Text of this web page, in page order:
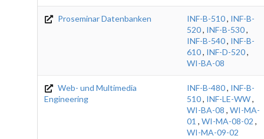
Proseminar Datenbanken INF-B-510, INF-B-
520, INF-B-530,
INF-B-540, INF-B-
610, INF-D-520,
WI-BA-08
Web- und Multimedia
Engineering
INF-B-480, INF-B-
510, INF-LE-WW,
WI-BA-08 , WI-MA-
01 , WI-MA-08-02 ,
WI-MA-09-02